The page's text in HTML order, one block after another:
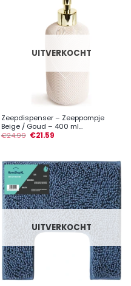
UITVERKOCHT
Zeepdispenser – Zeeppompje
Beige / Goud – 400 ml...
€24.99 €21.59
UITVERKOCHT